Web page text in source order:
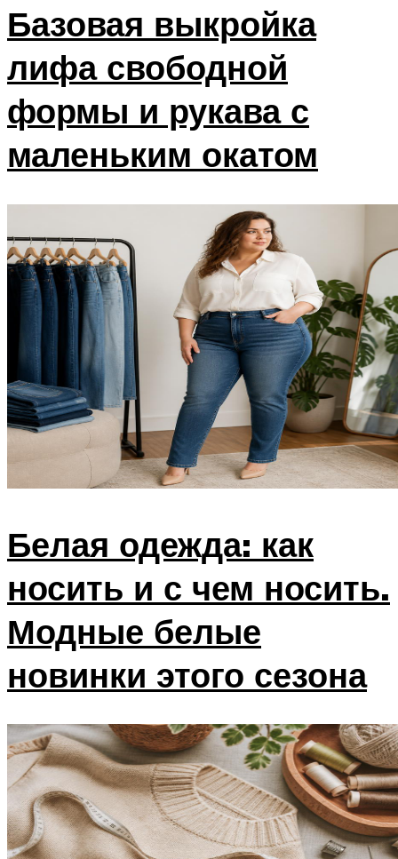
Базовая выкройка
лифа свободной
формы и рукава с
маленьким окатом
Белая одежда: как
носить и с чем носить.
Модные белые
новинки этого сезона